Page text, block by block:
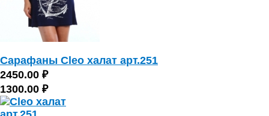
Сарафаны Cleo халат арт.251
2450.00 ₽
1300.00 ₽